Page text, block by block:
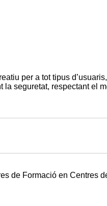
per a tot tipus
seguretat, respectant el
de Formació en Centres